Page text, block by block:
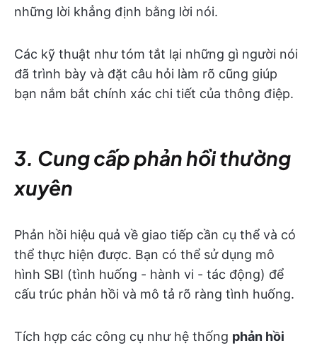
những lời khẳng định bằng lời nói.
Các kỹ thuật như tóm tắt lại những gì người nói
đã trình bày và đặt câu hỏi làm rõ cũng giúp
bạn nắm bắt chính xác chi tiết của thông điệp.
3. Cung cấp phản hồi thường
xuyên
Phản hồi hiệu quả về giao tiếp cần cụ thể và có
thể thực hiện được. Bạn có thể sử dụng mô
hình SBI (tình huống - hành vi - tác động) để
cấu trúc phản hồi và mô tả rõ ràng tình huống.
Tích hợp các công cụ như hệ thống phản hồi